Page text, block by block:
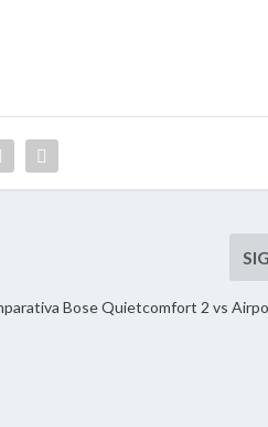
Bose Quietcomfort 2 vs